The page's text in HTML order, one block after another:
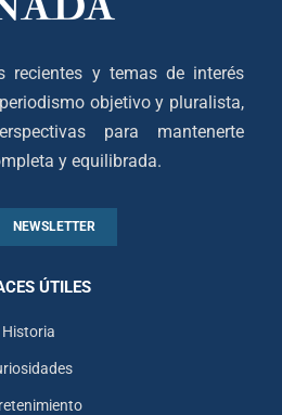
recientes y temas de interés
objetivo y pluralista,
para mantenerte
y equilibrada.
NEWSLETTER
ÚTILES
Historia